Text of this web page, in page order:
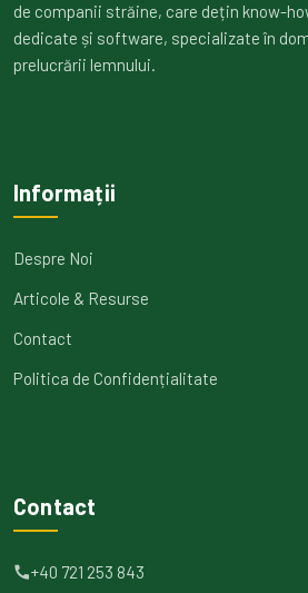
de companii străine, care dețin know-
dedicate și software, specializate în
prelucrării lemnului.
Informații
Despre Noi
Articole & Resurse
Contact
Politica de Confidențialitate
Contact
+40 721 253 843